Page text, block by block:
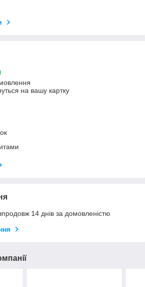
на вашу картку
14 днів за домовленістю